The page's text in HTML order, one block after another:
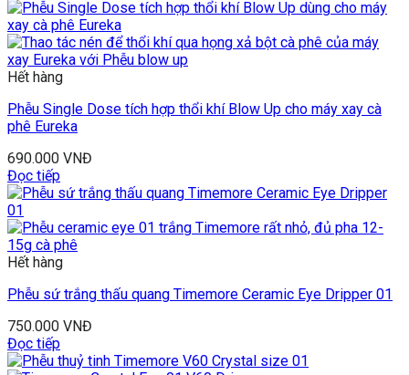
Hết hàng
Phễu Single Dose tích hợp thổi khí Blow Up cho máy xay cà
phê Eureka
690.000 VNĐ
Đọc tiếp
Hết hàng
Phễu sứ trắng thấu quang Timemore Ceramic Eye Dripper 01
750.000 VNĐ
Đọc tiếp